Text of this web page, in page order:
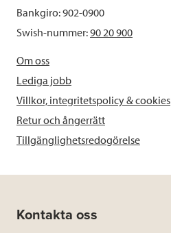
Bankgiro: 902-0900
Swish-nummer:90 20 900
Om oss
Lediga jobb
Villkor, integritetspolicy & cookies
Retur och ångerrätt
Tillgänglighetsredogörelse
Kontakta oss